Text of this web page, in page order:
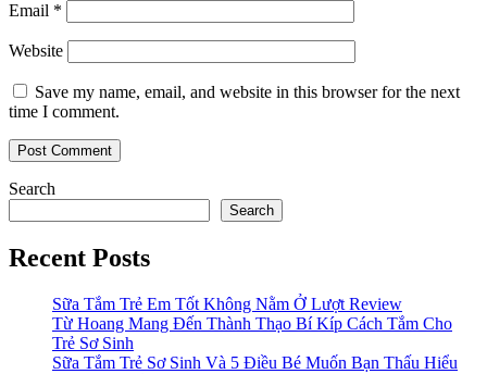
Email *
Website
Save my name, email, and website in this browser for the next
time I comment.
Search
Search
Recent Posts
Sữa Tắm Trẻ Em Tốt Không Nằm Ở Lượt Review
Từ Hoang Mang Đến Thành Thạo Bí Kíp Cách Tắm Cho
Trẻ Sơ Sinh
Sữa Tắm Trẻ Sơ Sinh Và 5 Điều Bé Muốn Bạn Thấu Hiểu